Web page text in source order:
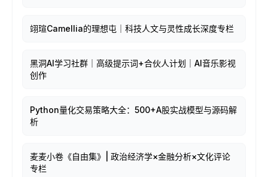
翊瑄Camellia的理想屯｜科技人文与灵性成长深度专栏
黑洞AI学习社群｜高级提示词+合伙人计划｜AI音乐影视
创作
Python量化交易策略大全：500+A股实战模型与源码解
析
麦麦小卷《自由集》| 政治经济学×金融分析×文化评论
专栏